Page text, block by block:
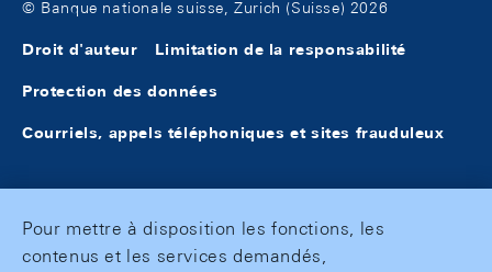
© Banque nationale suisse, Zurich (Suisse) 2026
Droit d'auteur Limitation de la responsabilité
Protection des données
Courriels, appels téléphoniques et sites frauduleux
Pour mettre à disposition les fonctions, les
contenus et les services demandés,